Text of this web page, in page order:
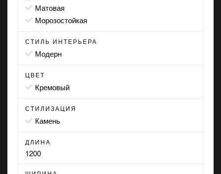
матовая
морозостойкая
СТИЛЬ ИНТЕРЬЕРА
модерн
ЦВЕТ
кремовый
СТИЛИЗАЦИЯ
камень
ДЛИНА
1200